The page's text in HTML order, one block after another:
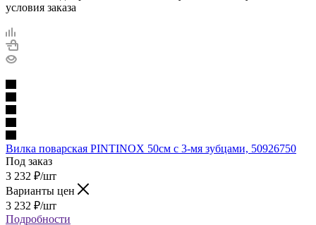
условия заказа
Вилка поварская PINTINOX 50см с 3-мя зубцами, 50926750
Под заказ
3 232 ₽/шт
Варианты цен
3 232 ₽/шт
Подробности